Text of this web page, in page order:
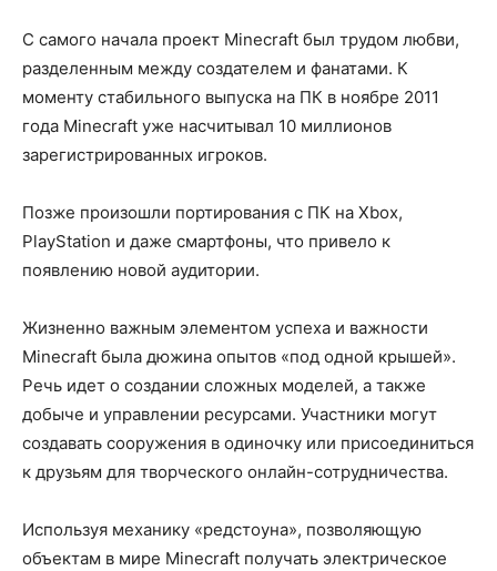
С самого начала проект Minecraft был трудом любви,
разделенным между создателем и фанатами. К
моменту стабильного выпуска на ПК в ноябре 2011
года Minecraft уже насчитывал 10 миллионов
зарегистрированных игроков.
Позже произошли портирования с ПК на Xbox,
PlayStation и даже смартфоны, что привело к
появлению новой аудитории.
Жизненно важным элементом успеха и важности
Minecraft была дюжина опытов «под одной крышей».
Речь идет о создании сложных моделей, а также
добыче и управлении ресурсами. Участники могут
создавать сооружения в одиночку или присоединиться
к друзьям для творческого онлайн-сотрудничества.
Используя механику «редстоуна», позволяющую
объектам в мире Minecraft получать электрическое